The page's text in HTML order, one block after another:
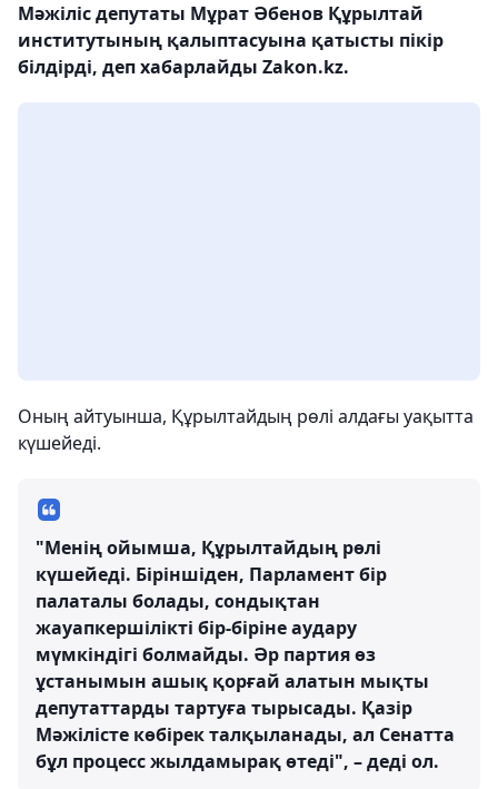
Мәжіліс депутаты Мұрат Әбенов Құрылтай
институтының қалыптасуына қатысты пікір
білдірді, деп хабарлайды Zakon.kz.
Оның айтуынша, Құрылтайдың рөлі алдағы уақытта
күшейеді.
"Менің ойымша, Құрылтайдың рөлі
күшейеді. Біріншіден, Парламент бір
палаталы болады, сондықтан
жауапкершілікті бір-біріне аудару
мүмкіндігі болмайды. Әр партия өз
ұстанымын ашық қорғай алатын мықты
депутаттарды тартуға тырысады. Қазір
Мәжілісте көбірек талқыланады, ал Сенатта
бұл процесс жылдамырақ өтеді", – деді ол.